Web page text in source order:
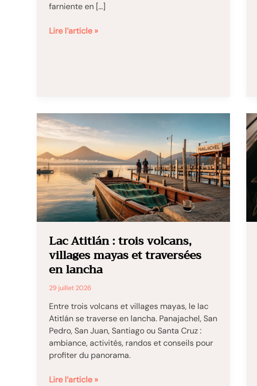
farniente en […]
Chypre
culture
et
nature
Lire l’article »
Lac Atitlán : trois volcans,
villages mayas et traversées
en lancha
29 juillet 2026
Entre trois volcans et villages mayas, le lac
Atitlán se traverse en lancha. Panajachel, San
Pedro, San Juan, Santiago ou Santa Cruz :
ambiance, activités, randos et conseils pour
profiter du panorama.
Lac
Lire l’article »